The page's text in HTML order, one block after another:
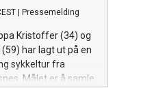
Pressemelding
Kristoffer (34) og
har lagt ut på en
sykkeltur fra
Målet er å samle